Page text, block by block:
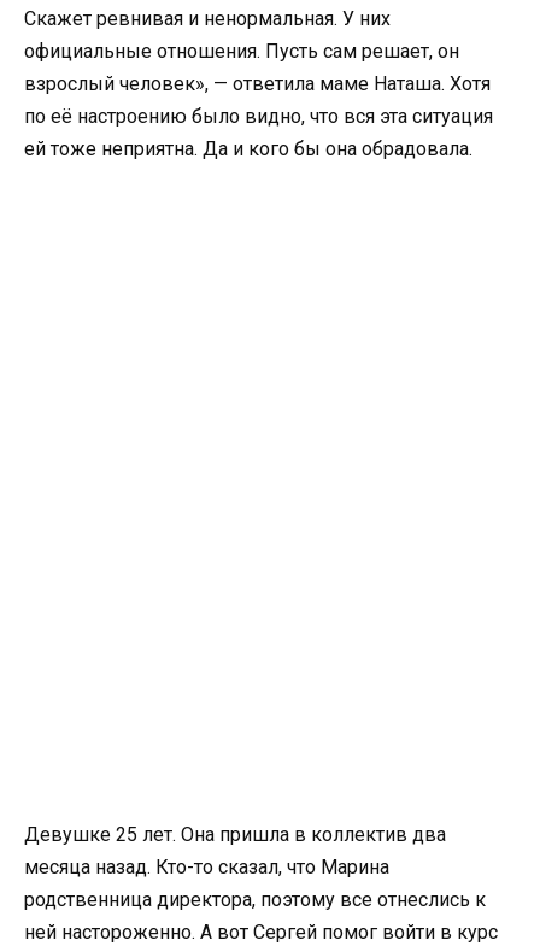
Скажет ревнивая и ненормальная. У них
официальные отношения. Пусть сам решает, он
взрослый человек», — ответила маме Наташа. Хотя
по её настроению было видно, что вся эта ситуация
ей тоже неприятна. Да и кого бы она обрадовала.
Девушке 25 лет. Она пришла в коллектив два
месяца назад. Кто-то сказал, что Марина
родственница директора, поэтому все отнеслись к
ней настороженно. А вот Сергей помог войти в курс